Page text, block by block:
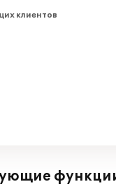
клиентов